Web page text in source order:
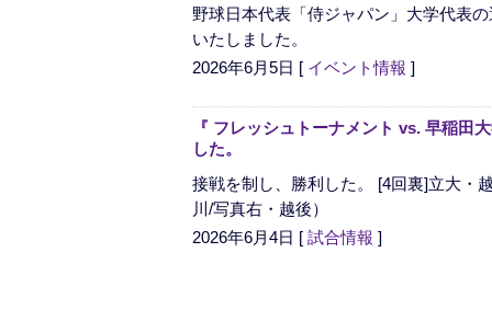
野球日本代表「侍ジャパン」大学代表
いたしました。
2026年6月5日 [ イベント情報 ]
『 フレッシュトーナメント vs. 早稲田
した。
接戦を制し、勝利した。 [4回裏]立大・
川/写真右・越後）
2026年6月4日 [ 試合情報 ]